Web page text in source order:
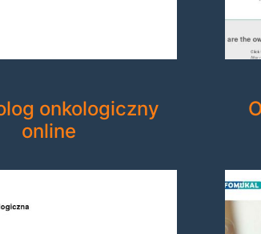
onkologiczny
online